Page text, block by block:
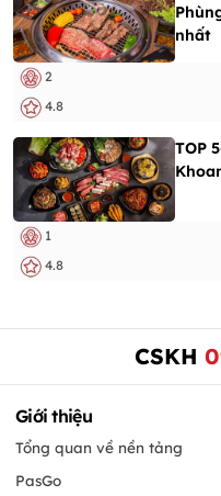
nhất
2
4.8
TOP
1
4.8
CSKH
Giới thiệu
Tổng quan về nền tảng
PasGo